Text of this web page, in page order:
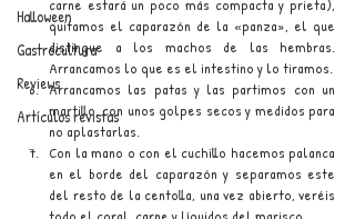
Halloween
Gastrocultura
Reviews
Artículos revistas
carne estará un poco más compacta y prieta),
quitamos el caparazón de la «panza», el que
distingue a los machos de las hembras.
Arrancamos lo que es el intestino y lo tiramos.
Arrancamos las patas y las partimos con un
martillo, con unos golpes secos y medidos para
no aplastarlas.
Con la mano o con el cuchillo hacemos palanca
en el borde del caparazón y separamos este
del resto de la centolla, una vez abierto, veréis